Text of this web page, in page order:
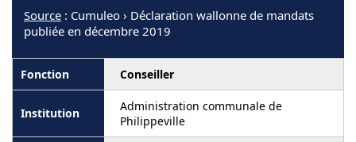
Source : Cumuleo › Déclaration wallonne de mandats
publiée en décembre 2019
Conseiller
Administration communale de
Philippeville